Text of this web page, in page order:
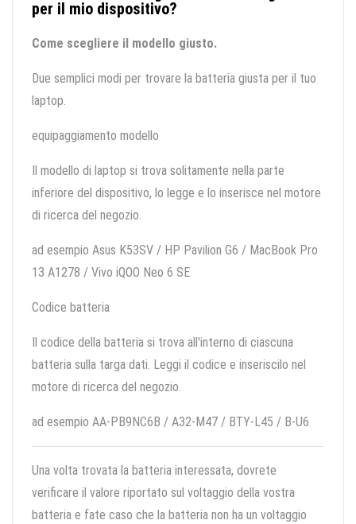
per il mio dispositivo?
Come scegliere il modello giusto.
Due semplici modi per trovare la batteria giusta per il tuo
laptop.
equipaggiamento modello
Il modello di laptop si trova solitamente nella parte
inferiore del dispositivo, lo legge e lo inserisce nel motore
di ricerca del negozio.
ad esempio Asus K53SV / HP Pavilion G6 / MacBook Pro
13 A1278 / Vivo iQOO Neo 6 SE
Codice batteria
Il codice della batteria si trova all'interno di ciascuna
batteria sulla targa dati. Leggi il codice e inseriscilo nel
motore di ricerca del negozio.
ad esempio AA-PB9NC6B / A32-M47 / BTY-L45 / B-U6
Una volta trovata la batteria interessata, dovrete
verificare il valore riportato sul voltaggio della vostra
batteria e fate caso che la batteria non ha un voltaggio